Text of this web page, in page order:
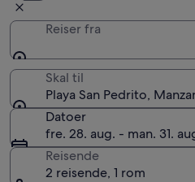
Reiser fra
Skal til
Playa San Pedrito,
Datoer
fre. 28. aug. - man. 31.
Reisende
2 reisende, 1 rom